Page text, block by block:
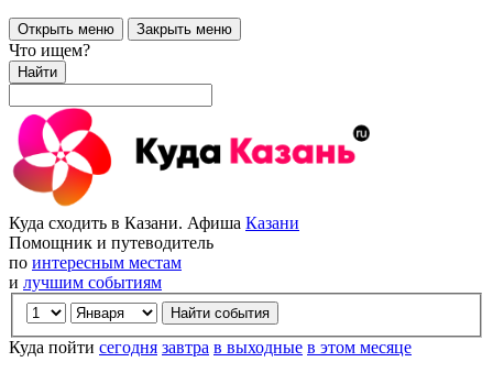
Открыть меню Закрыть меню
Что ищем?
Найти
Куда сходить в Казани. Афиша Казани
Помощник и путеводитель
по интересным местам
и лучшим событиям
Куда пойти сегодня завтра в выходные в этом месяце